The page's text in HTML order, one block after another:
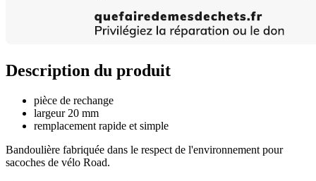
Description du produit
pièce de rechange
largeur 20 mm
remplacement rapide et simple
Bandoulière fabriquée dans le respect de l'environnement pour
sacoches de vélo Road.